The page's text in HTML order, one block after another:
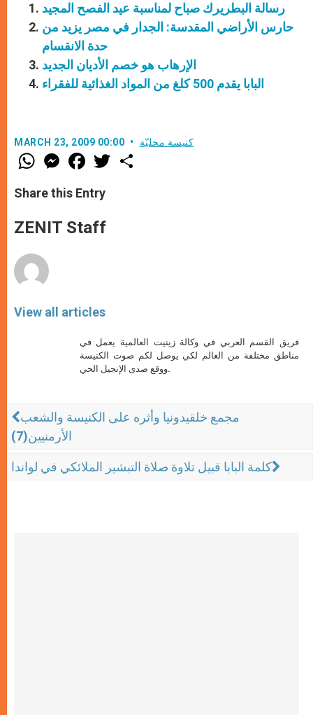
رسالة البطريرك صباح لمناسبة عيد الفصح المجيد
حارس الأراضي المقدسة: الجدار في مصر يزيد من
حدة الانقسام
الإرهاب هو خصم الأديان الجديد
البابا يقدم 500 كلغ من المواد الغذائية للفقراء
MARCH 23, 2009 00:00 كنيسة محليّة
W
h
t
s
p
p
M
e
s
e
g
e
F
a
e
b
o
k
w
Share this Entry
ZENIT Staff
View all articles
فريق القسم العربي في وكالة زينيت العالمية يعمل في
مناطق مختلفة من العالم لكي يوصل لكم صوت الكنيسة
ووقع صدى الإنجيل الحي.
مجمع خلقيدونيا وأثره على الكنيسة والشعب
الأرمنيين(7)
كلمة البابا قبيل تلاوة صلاة التبشير الملائكي في لواندا